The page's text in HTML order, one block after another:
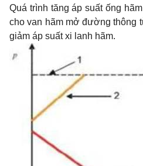
Quá trình tăng áp suất ống
cho van hãm mở đường thông
giảm áp suất xi lanh hãm.